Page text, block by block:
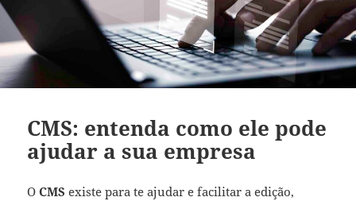
CMS: entenda como ele pode
ajudar a sua empresa
OCMSexiste para te ajudar e facilitar a edição,